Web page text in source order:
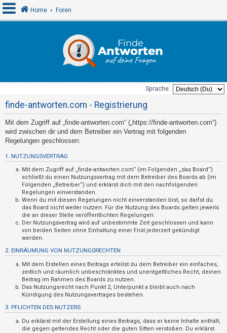
l
d
e
n
t
w
e
Home Foren
Sprache:
finde-antworten.com - Registrierung
Mit dem Zugriff auf „finde-antworten.com“ („https://finde-antworten.com“)
wird zwischen dir und dem Betreiber ein Vertrag mit folgenden
Regelungen geschlossen:
1. NUTZUNGSVERTRAG
Mit dem Zugriff auf „finde-antworten.com“ (im Folgenden „das Board“)
schließt du einen Nutzungsvertrag mit dem Betreiber des Boards ab (im
Folgenden „Betreiber“) und erklärst dich mit den nachfolgenden
Regelungen einverstanden.
Wenn du mit diesen Regelungen nicht einverstanden bist, so darfst du
das Board nicht weiter nutzen. Für die Nutzung des Boards gelten jeweils
die an dieser Stelle veröffentlichten Regelungen.
Der Nutzungsvertrag wird auf unbestimmte Zeit geschlossen und kann
von beiden Seiten ohne Einhaltung einer Frist jederzeit gekündigt
werden.
2. EINRÄUMUNG VON NUTZUNGSRECHTEN
Mit dem Erstellen eines Beitrags erteilst du dem Betreiber ein einfaches,
zeitlich und räumlich unbeschränktes und unentgeltliches Recht, deinen
Beitrag im Rahmen des Boards zu nutzen.
Das Nutzungsrecht nach Punkt 2, Unterpunkt a bleibt auch nach
Kündigung des Nutzungsvertrages bestehen.
3. PFLICHTEN DES NUTZERS
Du erklärst mit der Erstellung eines Beitrags, dass er keine Inhalte enthält,
die gegen geltendes Recht oder die guten Sitten verstoßen. Du erklärst